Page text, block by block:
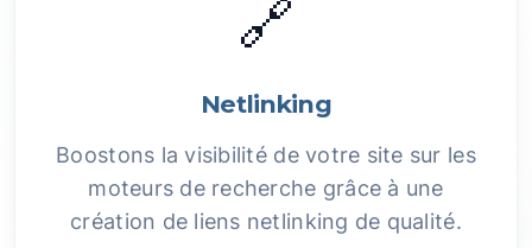
🔗
Netlinking
Boostons la visibilité de votre site sur les
moteurs de recherche grâce à une
création de liens netlinking de qualité.